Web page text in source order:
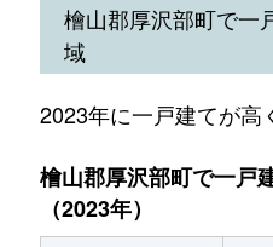
檜山郡厚沢部町で一
域
2023年に一戸建てが高
檜山郡厚沢部町で一戸
（2023年）